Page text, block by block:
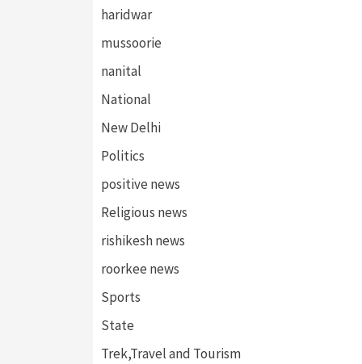
haridwar
mussoorie
nanital
National
New Delhi
Politics
positive news
Religious news
rishikesh news
roorkee news
Sports
State
Trek,Travel and Tourism